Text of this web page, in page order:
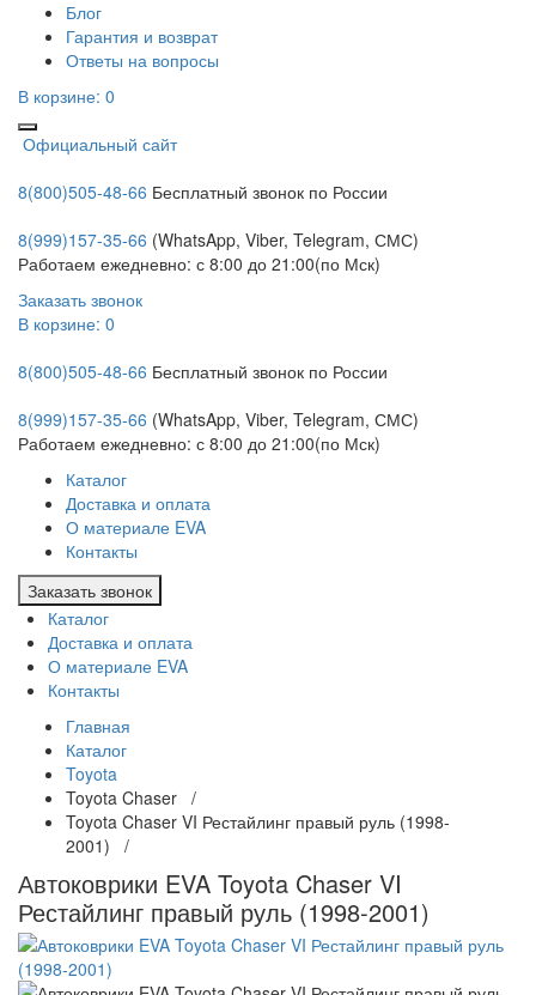
Блог
Гарантия и возврат
Ответы на вопросы
В корзине: 0
Официальный сайт
8(800)505-48-66 Бесплатный звонок по России
8(999)157-35-66 (WhatsApp, Viber, Telegram, СМС)
Работаем ежедневно: с 8:00 до 21:00(по Мск)
Заказать звонок
В корзине: 0
8(800)505-48-66 Бесплатный звонок по России
8(999)157-35-66 (WhatsApp, Viber, Telegram, СМС)
Работаем ежедневно: с 8:00 до 21:00(по Мск)
Каталог
Доставка и оплата
О материале EVA
Контакты
Заказать звонок
Каталог
Доставка и оплата
О материале EVA
Контакты
Главная
Каталог
Toyota
Toyota Chaser /
Toyota Chaser VI Рестайлинг правый руль (1998-
2001) /
Автоковрики EVA Toyota Chaser VI
Рестайлинг правый руль (1998-2001)